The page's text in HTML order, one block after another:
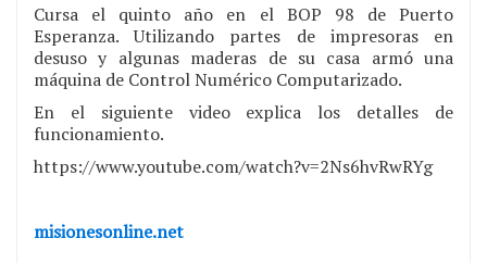
Cursa el quinto año en el BOP 98 de Puerto
Esperanza. Utilizando partes de impresoras en
desuso y algunas maderas de su casa armó una
máquina de Control Numérico Computarizado.
En el siguiente video explica los detalles de
funcionamiento.
https://www.youtube.com/watch?v=2Ns6hvRwRYg
misionesonline.net